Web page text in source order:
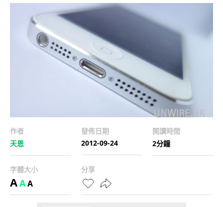
作者
天恩
發佈日期
2012-09-24
閱讀時間
2分鐘
字體大小
AAA
分享